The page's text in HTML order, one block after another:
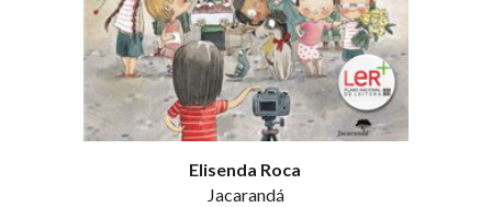
Elisenda Roca
Jacarandá